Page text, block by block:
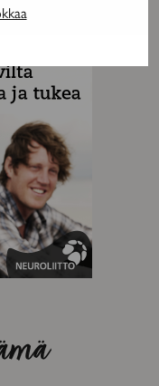
MAINOS